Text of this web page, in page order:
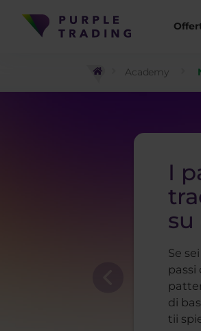
Academy
I
su
Se
passi
di
tii